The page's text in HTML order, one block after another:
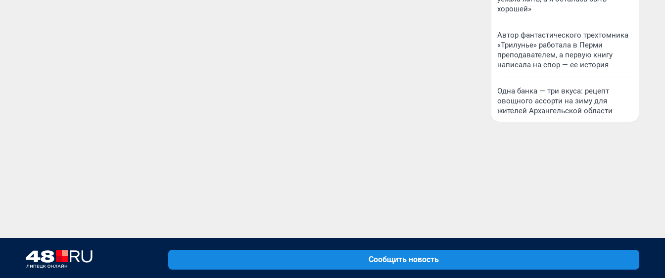
хорошей»
Автор фантастического трехтомника
«Трилунье» работала в Перми
преподавателем, а первую книгу
написала на спор — ее история
Одна банка — три вкуса: рецепт
овощного ассорти на зиму для
жителей Архангельской области
Сообщить новость